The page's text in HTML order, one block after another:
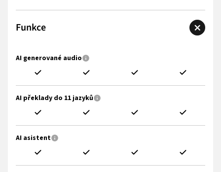
Funkce
AI generované audio
AI překlady do 11 jazyků
AI asistent